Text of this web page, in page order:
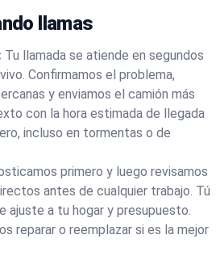
llamas
Tu llamada se atiende en segundos
Confirmamos el problema,
y enviamos el camión más
con la hora estimada de llegada
incluso en tormentas o de
primero y luego revisamos
antes de cualquier trabajo. Tú
ajuste a tu hogar y presupuesto.
reparar o reemplazar si es la mejor